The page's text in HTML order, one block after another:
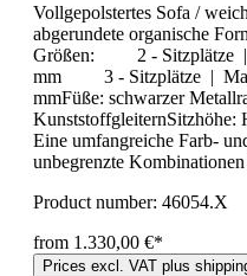
Vollgepolstertes Sofa /
abgerundete organische
Größen: 2 - Sitzplätze |
mm 3 - Sitzplätze |
mmFüße: schwarzer
KunststoffgleiternSitzhöhe:
Eine umfangreiche Farb-
unbegrenzte
Product number: 46054.X
from 1.330,00 €*
Prices excl. VAT plus